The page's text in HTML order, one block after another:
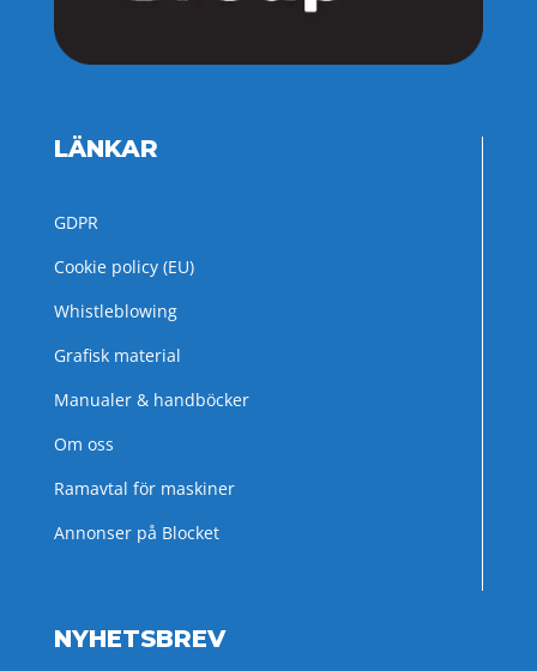
LÄNKAR
GDPR
Cookie policy (EU)
Whistleblowing
Grafisk material
Manualer & handböcker
Om oss
Ramavtal för maskiner
Annonser på Blocket
NYHETSBREV